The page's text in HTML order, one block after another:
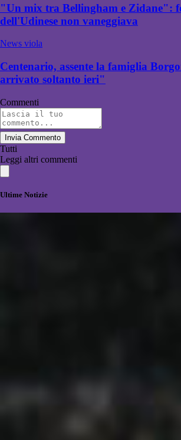
"Un mix tra Bellingham e Zidane":
dell'Udinese non vaneggiava
News viola
Centenario, assente la famiglia
arrivato soltanto ieri"
Commenti
Invia Commento
Tutti
Leggi altri commenti
Ultime Notizie